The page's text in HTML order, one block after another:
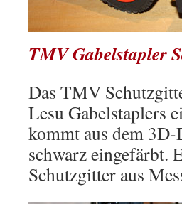
TMV Gabelstapler
Das TMV
Lesu Gabelstaplers
kommt aus dem
schwarz eingefärbt.
Schutzgitter aus